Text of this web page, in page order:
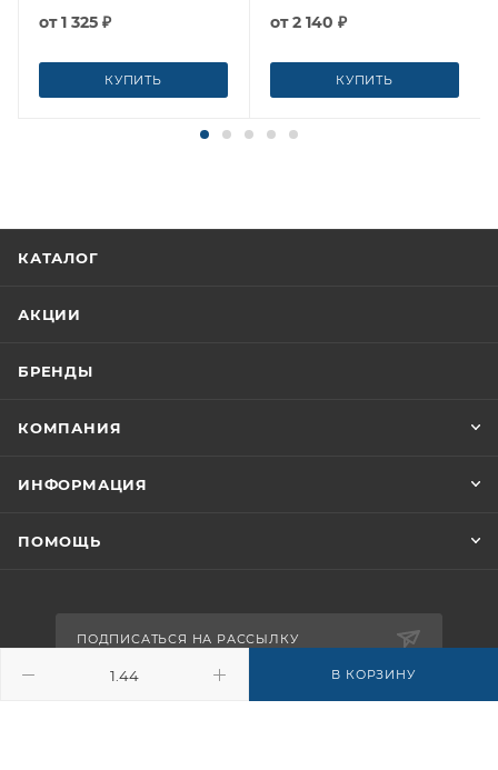
В КОРЗИНУ
от1 325 ₽
КУПИТЬ
от2 140 ₽
КУПИТЬ
КАТАЛОГ
АКЦИИ
БРЕНДЫ
КОМПАНИЯ
ИНФОРМАЦИЯ
ПОМОЩЬ
ПОДПИСАТЬСЯ НА РАССЫЛКУ